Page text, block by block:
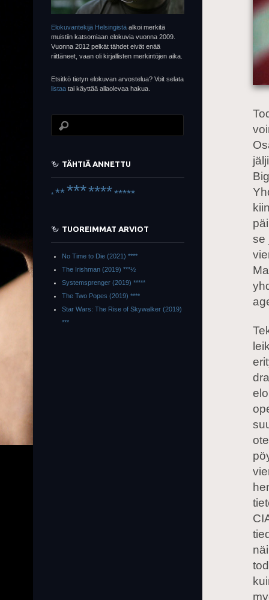
se
Elokuvantekijä Helsingistä alkoi merkitä
muistiin katsomiaan elokuvia vuonna 2009.
Vuonna 2012 pelkät tähdet eivät enää
riittäneet, vaan oli kirjallisten merkintöjen aika.
Etsitkö tietyn elokuvan arvostelua? Voit selata
listaa tai käyttää allaolevaa hakua.
TÄHTIÄ ANNETTU
* **************
TUOREIMMAT ARVIOT
No Time to Die (2021) ****
The Irishman (2019) ***½
Systemsprenger (2019) *****
The Two Popes (2019) ****
Star Wars: The Rise of Skywalker (2019)
***